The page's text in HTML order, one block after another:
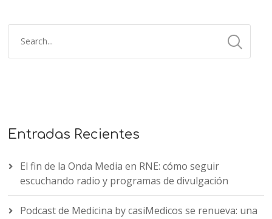
Entradas Recientes
El fin de la Onda Media en RNE: cómo seguir
escuchando radio y programas de divulgación
Podcast de Medicina by casiMedicos se renueva: una